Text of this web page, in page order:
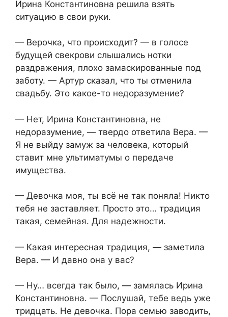
Ирина Константиновна решила взять
ситуацию в свои руки.
— Верочка, что происходит? — в голосе
будущей свекрови слышались нотки
раздражения, плохо замаскированные под
заботу. — Артур сказал, что ты отменила
свадьбу. Это какое-то недоразумение?
— Нет, Ирина Константиновна, не
недоразумение, — твердо ответила Вера. —
Я не выйду замуж за человека, который
ставит мне ультиматумы о передаче
имущества.
— Девочка моя, ты всё не так поняла! Никто
тебя не заставляет. Просто это… традиция
такая, семейная. Для надежности.
— Какая интересная традиция, — заметила
Вера. — И давно она у вас?
— Ну… всегда так было, — замялась Ирина
Константиновна. — Послушай, тебе ведь уже
тридцать. Не девочка. Пора семью заводить,